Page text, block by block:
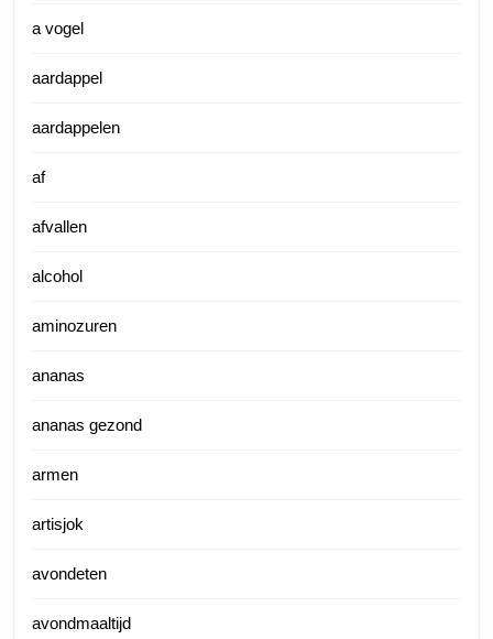
a vogel
aardappel
aardappelen
af
afvallen
alcohol
aminozuren
ananas
ananas gezond
armen
artisjok
avondeten
avondmaaltijd